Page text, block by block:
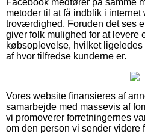
metoder til at få indblik i internet
troværdighed. Foruden det ses
giver folk mulighed for at levere
købsoplevelse, hvilket
af hvor tilfredse kunderne er.
Vores website finansieres af
samarbejde med massevis af
vi promoverer forretningernes
om den person vi sender videre